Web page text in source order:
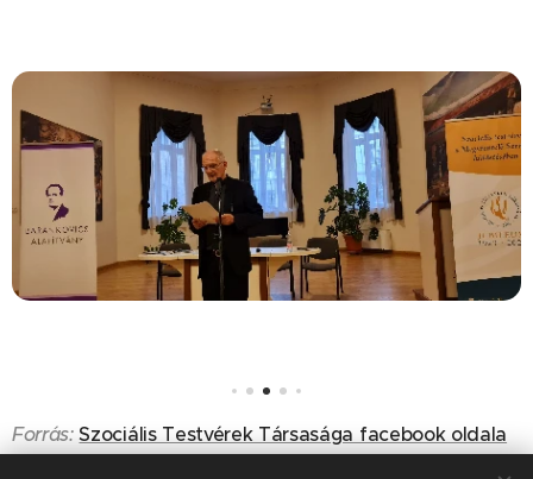
Forrás:Szociális Testvérek Társasága facebook oldala